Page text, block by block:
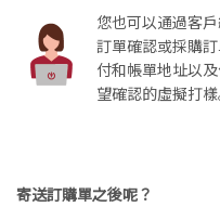
您也可以通過客
訂單確認或採購
付和帳單地址以
望確認的虛擬打樣
寄送訂購單之後呢？